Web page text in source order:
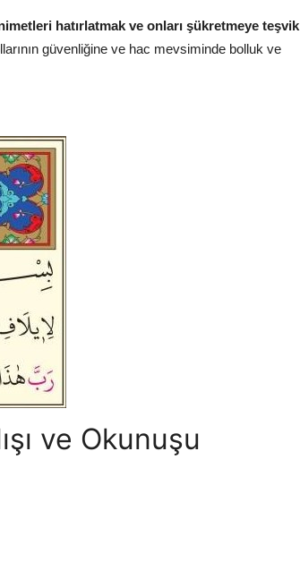
hatırlatmak ve onları şükretmeye teşvik
güvenliğine ve hac mevsiminde bolluk ve
ve Okunuşu